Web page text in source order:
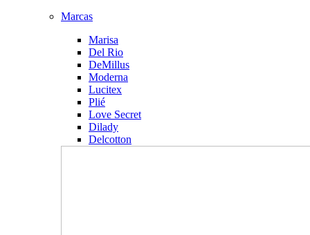
Marcas
Marisa
Del Rio
DeMillus
Moderna
Lucitex
Plié
Love Secret
Dilady
Delcotton